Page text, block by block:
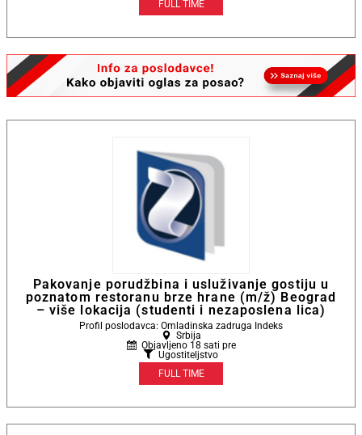
FULL TIME
Pakovanje porudžbina i usluživanje gostiju u
poznatom restoranu brze hrane (m/ž) Beograd
– više lokacija (studenti i nezaposlena lica)
Profil poslodavca: Omladinska zadruga Indeks
Srbija
Objavljeno 18 sati pre
Ugostiteljstvo
FULL TIME